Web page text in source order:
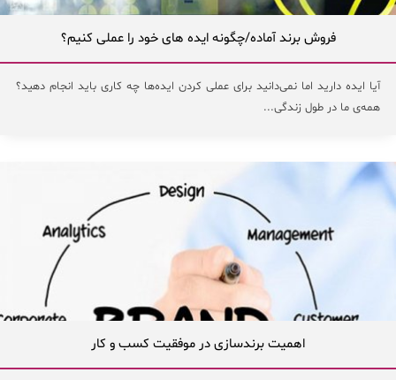
فروش برند آماده/چگونه ایده های خود را عملی کنیم؟
آیا ایده دارید اما نمی‌دانید برای عملی کردن ایده‌ها چه کاری باید انجام دهید؟
همه‌ی ما در طول زندگی...
اهمیت برندسازی در موفقیت کسب و کار